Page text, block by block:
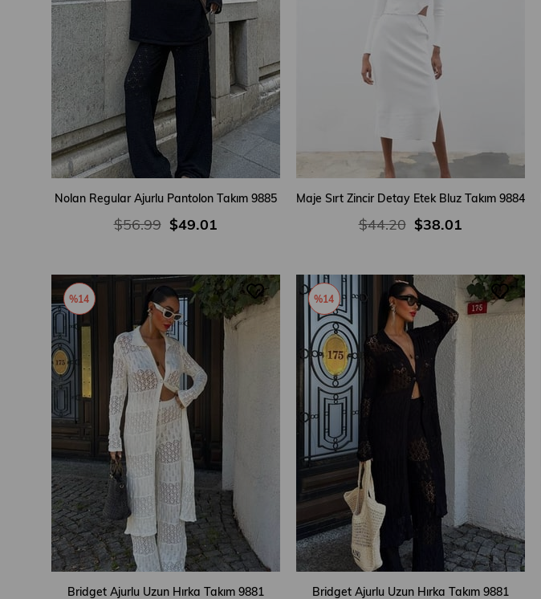
Nolan Regular Ajurlu Pantolon Takım 9885
$49.01
$56.99
Maje Sırt Zincir Detay Etek Bluz Takım 9884
$38.01
$44.20
Bridget Ajurlu Uzun Hırka Takım 9881
%14
Bridget Ajurlu Uzun Hırka Takım 9881
%14